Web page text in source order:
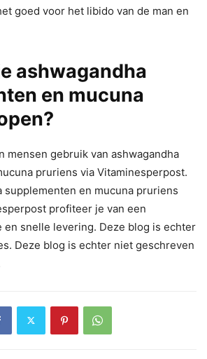
goed voor het libido van de man en
ashwagandha
en mucuna
mensen gebruik van ashwagandha
pruriens via Vitaminesperpost.
supplementen en mucuna pruriens
profiteer je van een
en snelle levering. Deze blog is echter
Deze blog is echter niet geschreven